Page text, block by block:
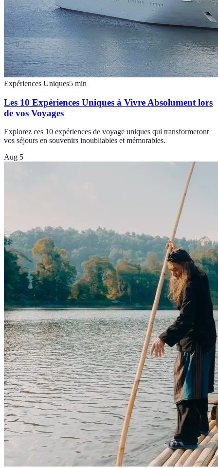
Expériences Uniques5 min
Les 10 Expériences Uniques à Vivre Absolument lors
de vos Voyages
Explorez ces 10 expériences de voyage uniques qui transformeront
vos séjours en souvenirs inoubliables et mémorables.
Aug 5